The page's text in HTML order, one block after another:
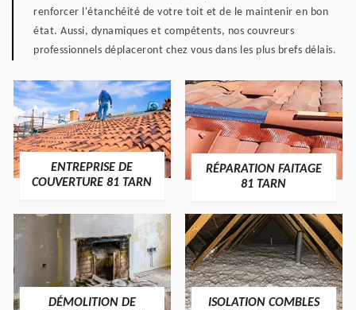
renforcer l'étanchéité de votre toit et de le maintenir en bon
état. Aussi, dynamiques et compétents, nos couvreurs
professionnels déplaceront chez vous dans les plus brefs délais.
ENTREPRISE DE
COUVERTURE 81 TARN
RÉPARATION FAITAGE
81 TARN
DÉMOLITION DE
ISOLATION COMBLES